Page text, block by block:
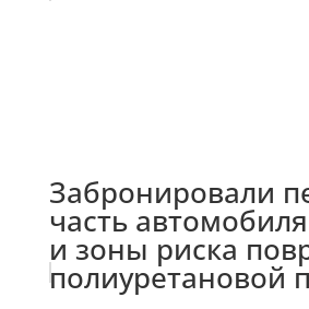
Забронировали
часть
и зоны риска
полиуретановой